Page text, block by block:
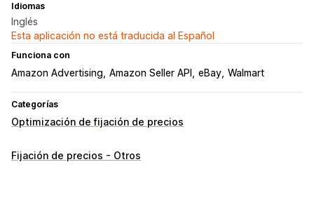
Idiomas
Inglés
Esta aplicación no está traducida al Español
Funciona con
Amazon Advertising Amazon Seller API eBay Walmart
Categorías
Optimización de fijación de precios
Fijación de precios - Otros